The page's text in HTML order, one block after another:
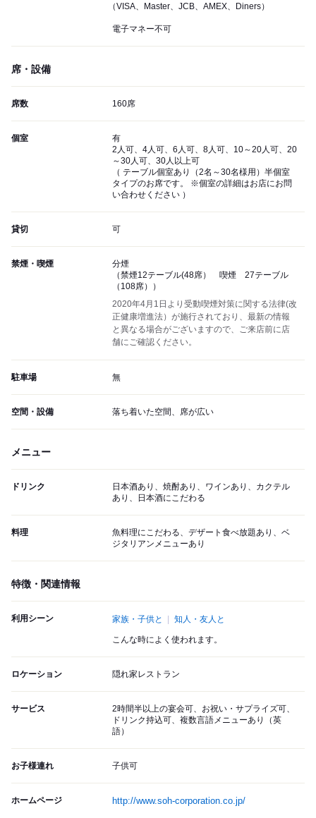
（VISA、Master、JCB、AMEX、Diners）
電子マネー不可
席・設備
席数 160席
個室
有
2人可、4人可、6人可、8人可、10～20人可、20
～30人可、30人以上可
（ テーブル個室あり（2名～30名様用）半個室
タイプのお席です。 ※個室の詳細はお店にお問
い合わせください ）
貸切 可
禁煙・喫煙
分煙
（禁煙12テーブル(48席） 喫煙 27テーブル
（108席））
2020年4月1日より受動喫煙対策に関する法律(改
正健康増進法）が施行されており、最新の情報
と異なる場合がございますので、ご来店前に店
舗にご確認ください。
駐車場 無
空間・設備 落ち着いた空間、席が広い
メニュー
ドリンク
日本酒あり、焼酎あり、ワインあり、カクテル
あり、日本酒にこだわる
料理
魚料理にこだわる、デザート食べ放題あり、ベ
ジタリアンメニューあり
特徴・関連情報
利用シーン 家族・子供と 知人・友人と
こんな時によく使われます。
ロケーション 隠れ家レストラン
サービス
2時間半以上の宴会可、お祝い・サプライズ可、
ドリンク持込可、複数言語メニューあり（英
語）
お子様連れ 子供可
ホームページ http://www.soh-corporation.co.jp/